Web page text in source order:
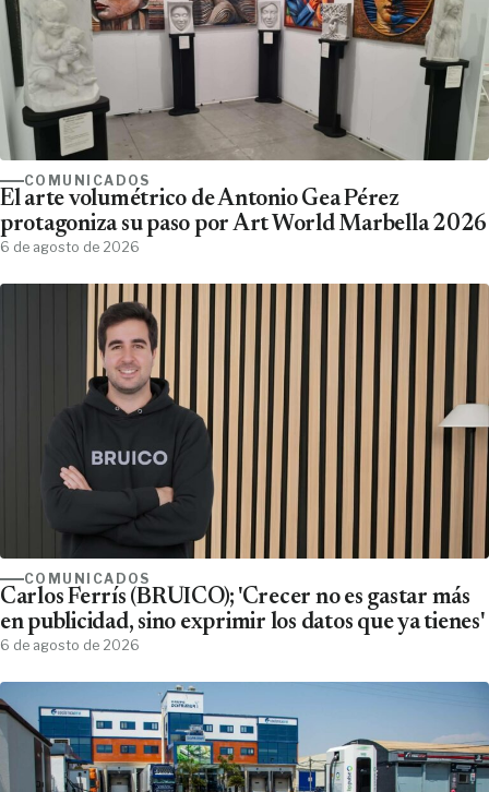
COMUNICADOS
El arte volumétrico de Antonio Gea Pérez
protagoniza su paso por Art World Marbella 2026
6 de agosto de 2026
COMUNICADOS
Carlos Ferrís (BRUICO); 'Crecer no es gastar más
en publicidad, sino exprimir los datos que ya tienes'
6 de agosto de 2026